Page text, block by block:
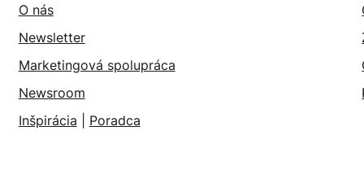
O nás
Newsletter
Marketingová spolupráca
Newsroom
Inšpirácia
Poradca